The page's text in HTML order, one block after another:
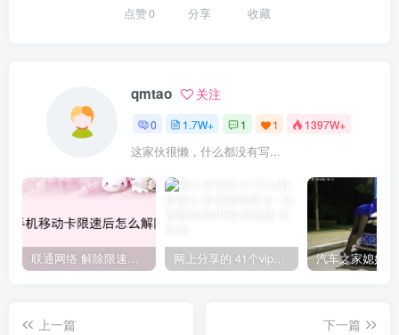
点赞0 分享 收藏
qmtao 关注
0 1.7W+ 1 1 1397W+
这家伙很懒，什么都没有写...
联通网络 解除限速方法参考！畅享、畅玩、老白干等及其它地区自测了 网上分享的 41个vip解析接口 有需要的拿去~ 免费看全网VIP会员视频
上一篇
下一篇